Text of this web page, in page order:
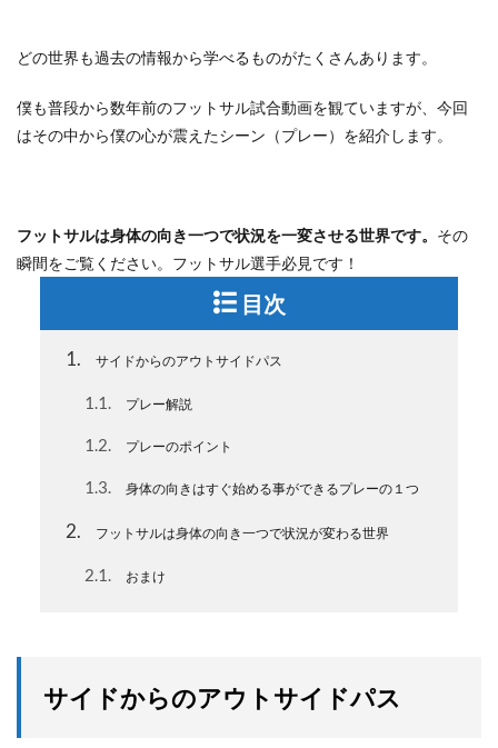
どの世界も過去の情報から学べるものがたくさんあります。
僕も普段から数年前のフットサル試合動画を観ていますが、今回
はその中から僕の心が震えたシーン（プレー）を紹介します。
フットサルは身体の向き一つで状況を一変させる世界です。 その
瞬間をご覧ください。フットサル選手必見です！
目次
1 サイドからのアウトサイドパス
1.1 プレー解説
1.2 プレーのポイント
1.3 身体の向きはすぐ始める事ができるプレーの１つ
2 フットサルは身体の向き一つで状況が変わる世界
2.1 おまけ
サイドからのアウトサイドパス